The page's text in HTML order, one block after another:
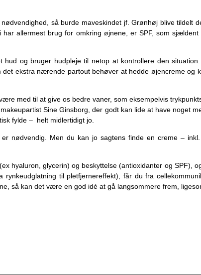
så burde maveskindet jf. Grønhøj blive
allermest brug for omkring øjnene, er SPF, som
hud og bruger hudpleje til netop at kontrollere den
ekstra nærende partout behøver at hedde øjencreme og
med til at give os bedre vaner, som eksempelvis
Sine Ginsborg, der godt kan lide at have noget
fylde – helt midlertidigt jo.
nødvendig. Men du kan jo sagtens finde en creme –
hyaluron, glycerin) og beskyttelse (antioxidanter og SPF),
til pletfjernereffekt), får du fra
så kan det være en god idé at gå langsommere frem,